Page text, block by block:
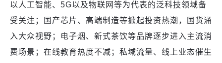
以人工智能、5G以及物联网等为代表的泛科技领域备
受关注；国产芯片、高端制造等掀起投资热潮，国货涌
入大众视野；电子烟、新式茶饮等品牌逐步进入主流消
费场景；在线教育热度不减；私域流量、线上业态催生